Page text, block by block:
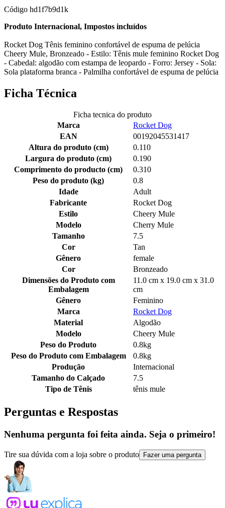
Código hd1f7b9d1k
Produto Internacional, Impostos incluídos
Rocket Dog Tênis feminino confortável de espuma de pelúcia
Cheery Mule, Bronzeado - Estilo: Tênis mule feminino Rocket Dog
- Cabedal: algodão com estampa de leopardo - Forro: Jersey - Sola:
Sola plataforma branca - Palmilha confortável de espuma de pelúcia
Ficha Técnica
Ficha tecnica do produto
Marca
Rocket Dog
EAN
00192045531417
Altura do produto (cm)
0.110
Largura do produto (cm)
0.190
Comprimento do producto (cm)
0.310
Peso do produto (kg)
0.8
Idade
Adult
Fabricante
Rocket Dog
Estilo
Cheery Mule
Modelo
Cherry Mule
Tamanho
7.5
Cor
Tan
Gênero
female
Cor
Bronzeado
Dimensões do Produto com
Embalagem
11.0 cm x 19.0 cm x 31.0
cm
Gênero
Feminino
Marca
Rocket Dog
Material
Algodão
Modelo
Cheery Mule
Peso do Produto
0.8kg
Peso do Produto com Embalagem
0.8kg
Produção
Internacional
Tamanho do Calçado
7.5
Tipo de Tênis
tênis mule
Perguntas e Respostas
Nenhuma pergunta foi feita ainda. Seja o primeiro!
Tire sua dúvida com a loja sobre o produto Fazer uma pergunta